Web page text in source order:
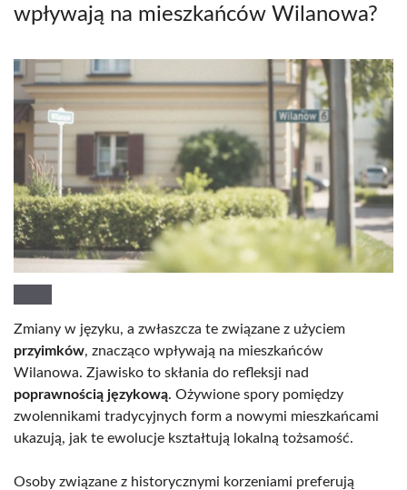
wpływają na mieszkańców Wilanowa?
Zmiany w języku, a zwłaszcza te związane z użyciem
przyimków, znacząco wpływają na mieszkańców
Wilanowa. Zjawisko to skłania do refleksji nad
poprawnością językową. Ożywione spory pomiędzy
zwolennikami tradycyjnych form a nowymi mieszkańcami
ukazują, jak te ewolucje kształtują lokalną tożsamość.
Osoby związane z historycznymi korzeniami preferują